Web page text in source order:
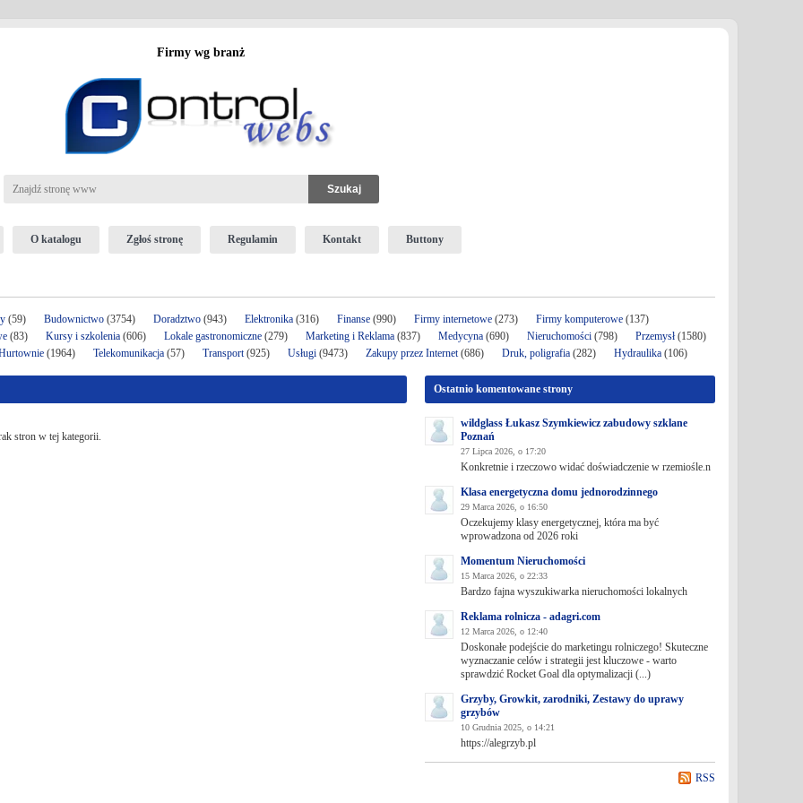
Firmy wg branż
O katalogu Zgłoś stronę Regulamin Kontakt Buttony
(59) Budownictwo (3754) Doradztwo (943) Elektronika (316) Finanse (990) Firmy internetowe (273) Firmy komputerowe (137)
(83) Kursy i szkolenia (606) Lokale gastronomiczne (279) Marketing i Reklama (837) Medycyna (690) Nieruchomości (798) Przemysł(1580)
(1964) Telekomunikacja (57) Transport(925) Usługi (9473) Zakupy przez Internet(686) Druk, poligrafia (282) Hydraulika (106)
stron w tej kategorii.
Ostatnio komentowane strony
wildglass Łukasz Szymkiewicz zabudowy szklane
Poznań
27 Lipca 2026, o 17:20
Konkretnie i rzeczowo widać doświadczenie w rzemiośle.n
Klasa energetyczna domu jednorodzinnego
29 Marca 2026, o 16:50
Oczekujemy klasy energetycznej, która ma być
wprowadzona od 2026 roki
Momentum Nieruchomości
15 Marca 2026, o 22:33
Bardzo fajna wyszukiwarka nieruchomości lokalnych
Reklama rolnicza - adagri.com
12 Marca 2026, o 12:40
Doskonałe podejście do marketingu rolniczego! Skuteczne
wyznaczanie celów i strategii jest kluczowe - warto
sprawdzić Rocket Goal dla optymalizacji (...)
Grzyby, Growkit, zarodniki, Zestawy do uprawy
grzybów
10 Grudnia 2025, o 14:21
https://alegrzyb.pl
RSS